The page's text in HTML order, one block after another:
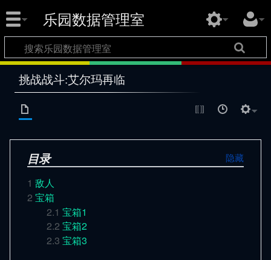
乐园数据管理室
挑战战斗:艾尔玛再临
目录
1 敌人
2 宝箱
2.1 宝箱1
2.2 宝箱2
2.3 宝箱3